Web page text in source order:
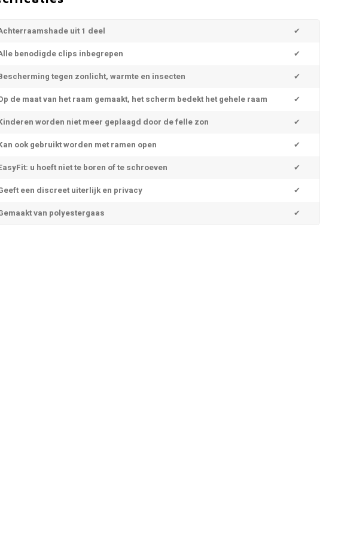
uit 1 deel
✔
benodigde clips inbegrepen
✔
tegen zonlicht, warmte en insecten
✔
de maat van het raam gemaakt, het scherm bedekt het gehele raam
✔
worden niet meer geplaagd door de felle zon
✔
ook gebruikt worden met ramen open
✔
u hoeft niet te boren of te schroeven
✔
een discreet uiterlijk en privacy
✔
van polyestergaas
✔